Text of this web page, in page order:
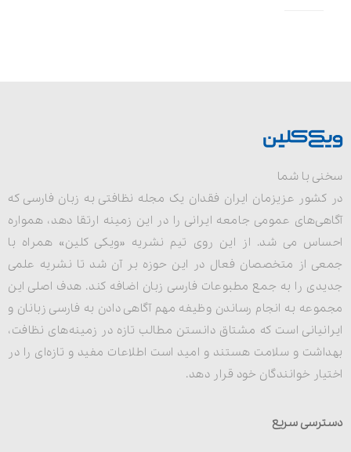
سخنی با شما
در کشور عزیزمان ایران فقدان یک مجله نظافتی به زبان فارسی که
آگاهی‌های عمومی جامعه ایرانی را در این زمینه ارتقا دهد، همواره
احساس می شد. از این روی تیم نشریه «ویکی کلین» همراه با
جمعی از متخصصان فعال در این حوزه بر آن شد تا نشریه علمی
جدیدی را به جمع مطبوعات فارسی زبان اضافه کند. هدف اصلی این
مجموعه به انجام رساندن وظیفه مهم آگاهی دادن به فارسی زبانان و
ایرانیانی است که مشتاق دانستن مطالب تازه در زمینه‌های نظافت،
بهداشت و سلامت هستند و امید است اطلاعات مفید و تازه‌ای را در
اختیار خوانندگان خود قرار دهد.
دسترسی سریع